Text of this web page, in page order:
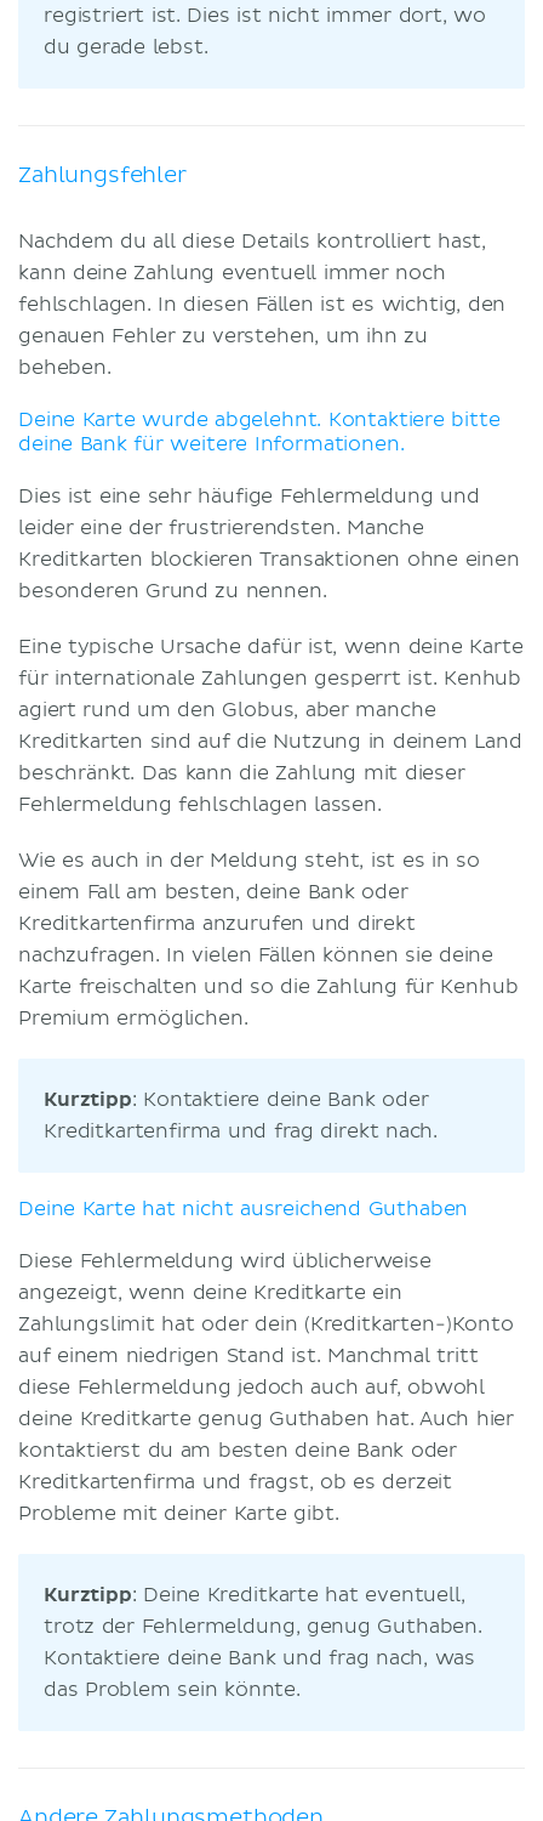
registriert ist. Dies ist nicht immer dort, wo
du gerade lebst.
Zahlungsfehler
Nachdem du all diese Details kontrolliert hast,
kann deine Zahlung eventuell immer noch
fehlschlagen. In diesen Fällen ist es wichtig, den
genauen Fehler zu verstehen, um ihn zu
beheben.
Deine Karte wurde abgelehnt. Kontaktiere bitte
deine Bank für weitere Informationen.
Dies ist eine sehr häufige Fehlermeldung und
leider eine der frustrierendsten. Manche
Kreditkarten blockieren Transaktionen ohne einen
besonderen Grund zu nennen.
Eine typische Ursache dafür ist, wenn deine Karte
für internationale Zahlungen gesperrt ist. Kenhub
agiert rund um den Globus, aber manche
Kreditkarten sind auf die Nutzung in deinem Land
beschränkt. Das kann die Zahlung mit dieser
Fehlermeldung fehlschlagen lassen.
Wie es auch in der Meldung steht, ist es in so
einem Fall am besten, deine Bank oder
Kreditkartenfirma anzurufen und direkt
nachzufragen. In vielen Fällen können sie deine
Karte freischalten und so die Zahlung für Kenhub
Premium ermöglichen.
Kurztipp: Kontaktiere deine Bank oder
Kreditkartenfirma und frag direkt nach.
Deine Karte hat nicht ausreichend Guthaben
Diese Fehlermeldung wird üblicherweise
angezeigt, wenn deine Kreditkarte ein
Zahlungslimit hat oder dein (Kreditkarten-)Konto
auf einem niedrigen Stand ist. Manchmal tritt
diese Fehlermeldung jedoch auch auf, obwohl
deine Kreditkarte genug Guthaben hat. Auch hier
kontaktierst du am besten deine Bank oder
Kreditkartenfirma und fragst, ob es derzeit
Probleme mit deiner Karte gibt.
Kurztipp: Deine Kreditkarte hat eventuell,
trotz der Fehlermeldung, genug Guthaben.
Kontaktiere deine Bank und frag nach, was
das Problem sein könnte.